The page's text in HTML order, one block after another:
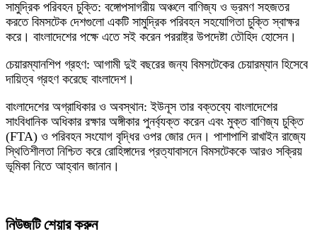
সামুদ্রিক পরিবহন চুক্তি: বঙ্গোপসাগরীয় অঞ্চলে বাণিজ্য ও ভ্রমণ সহজতর
করতে বিমসটেক দেশগুলো একটি সামুদ্রিক পরিবহন সহযোগিতা চুক্তি স্বাক্ষর
করে। বাংলাদেশের পক্ষে এতে সই করেন পররাষ্ট্র উপদেষ্টা তৌহিদ হোসেন।
চেয়ারম্যানশিপ গ্রহণ: আগামী দুই বছরের জন্য বিমসটেকের চেয়ারম্যান হিসেবে
দায়িত্ব গ্রহণ করেছে বাংলাদেশ।
বাংলাদেশের অগ্রাধিকার ও অবস্থান: ইউনূস তার বক্তব্যে বাংলাদেশের
সাংবিধানিক অধিকার রক্ষার অঙ্গীকার পুনর্ব্যক্ত করেন এবং মুক্ত বাণিজ্য চুক্তি
(FTA) ও পরিবহন সংযোগ বৃদ্ধির ওপর জোর দেন। পাশাপাশি রাখাইন রাজ্যে
স্থিতিশীলতা নিশ্চিত করে রোহিঙ্গাদের প্রত্যাবাসনে বিমসটেককে আরও সক্রিয়
ভূমিকা নিতে আহ্বান জানান।
নিউজটি শেয়ার করুন